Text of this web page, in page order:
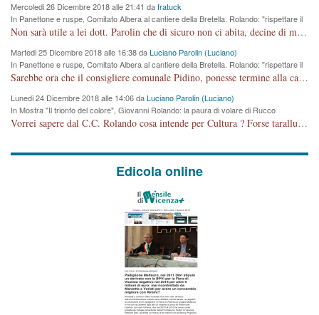
Mercoledi 26 Dicembre 2018 alle 21:41 dafratuck
In Panettone e ruspe, Comitato Albera al cantiere della Bretella. Rolando: "rispettare il
cronoprogramma"
Non sarà utile a lei dott. Parolin che di sicuro non ci abita, decine di migliaia di TIR, automobili e padroncini che passano quotidianamente per una strada appena rotabile, non è più possibile stendere i panni, attraversare la strada senza rischiare la morte, le case stanno crepando, i tempi sono cambiati e la bretella non passerà assolutamente per maddalene (ma cosa sta a dire?!), dia invece responsabilità a chi ha costruito tagliando la strada che doveva invece terminare a isola vicentina e non al moracchino lasciando Motta di Costabissara ancora in panne di traffico. I tempi sono cambiati dottore e se l'anagrafe della vita stagna nell'essere umano impressioni conservatrici, la società non le considera perchè va avanti, si industrializza e ha bisogno di infrastrutture e di sviluppo. Ultima considerazione, se è geloso di Rolando perchè vede in lui solo campagne politiche mentre si difendono i SOLI diritti dei cittadini, la preghiamo faccia considerazioni più appropriate. Saluti e complimenti per i suoi scritti.
Martedi 25 Dicembre 2018 alle 16:38 daLuciano Parolin (Luciano)
In Panettone e ruspe, Comitato Albera al cantiere della Bretella. Rolando: "rispettare il
cronoprogramma"
Sarebbe ora che il consigliere comunale Pidino, ponesse termine alla campagna elettorale nel territorio del suo seggio Villaggio del Sole. La tiraca è iniziata, distruggerà 6 km di prateria ovest della città, ricca di fonti e sorgenti d'acqua. I cittadini di Maddalene non avranno più Pace la notte. Molta colpa per la costruzione di questa Strada è proprio del signor Rolando,dei suoi gazebo mobili e che vuol far passare questa opera VANDALICA come progetto "utile" a chi ? Non è cosa seria sig. Rolando!
Lunedi 24 Dicembre 2018 alle 14:06 daLuciano Parolin (Luciano)
In Mostra "Il trionfo del colore", Giovanni Rolando: la paura di volare di Rucco
Vorrei sapere dal C.C. Rolando cosa intende per Cultura ? Forse tarallucci, vino e sagre, o spaghetti tricolori del PD ? Il continuo (s)parlare della mostra a Palazzo Chiericati caro consigliere DANNEGGIA FORTEMENTE l'immagine della città TUTTA e fa deviare i consensi che in RUSSIA (badi bene ex U.R.S.S.) sono ECCELLENTI. A livello artistico l'evento è di alta Valenza culturale, COMPITO di Tutta la Cittadinanza fare il possibile per propagandare l'iniziativa senza farne UN CASO PARTITICO come fa Lei da sempre. Meno Gazebo + Partecipazione! E così sia. Amen.
Edicola online